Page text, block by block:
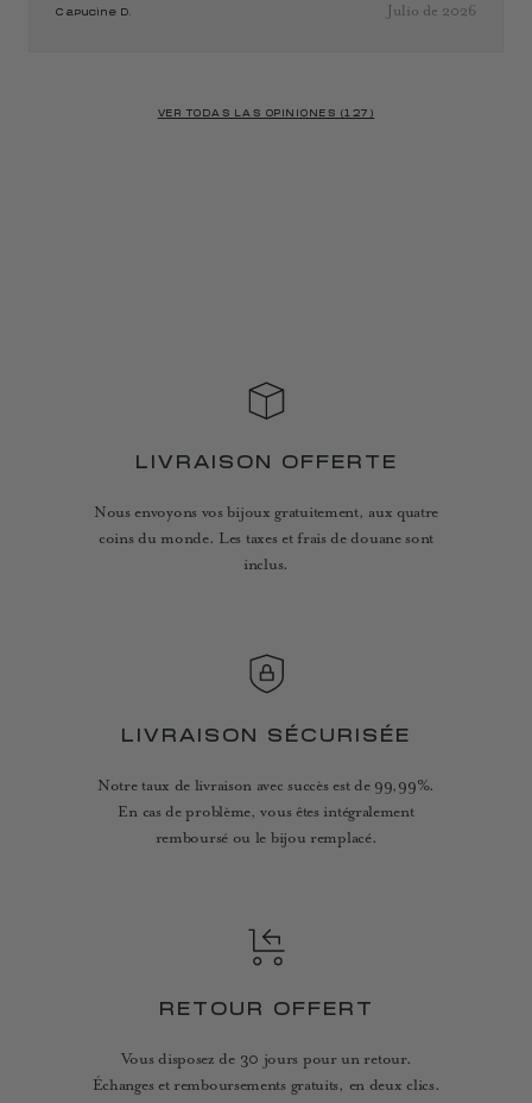
Capucine D. Julio de 2026
VER TODAS LAS OPINIONES (127)
LIVRAISON OFFERTE
Nous envoyons vos bijoux gratuitement, aux quatre
coins du monde. Les taxes et frais de douane sont
inclus.
LIVRAISON SÉCURISÉE
Notre taux de livraison avec succès est de 99,99%.
En cas de problème, vous êtes intégralement
remboursé ou le bijou remplacé.
RETOUR OFFERT
Vous disposez de 30 jours pour un retour.
Échanges et remboursements gratuits, en deux clics.